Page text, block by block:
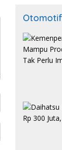
Otomotif